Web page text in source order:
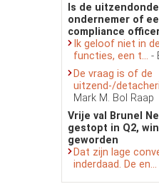
Is de
ondernemer of
compliance
Ik geloof niet in
functies, een t... -
De vraag is of de
uitzend-/
Mark M. Bol Raap
Vrije val Brunel
gestopt in Q2,
geworden
Dat zijn lage
inderdaad. De en...